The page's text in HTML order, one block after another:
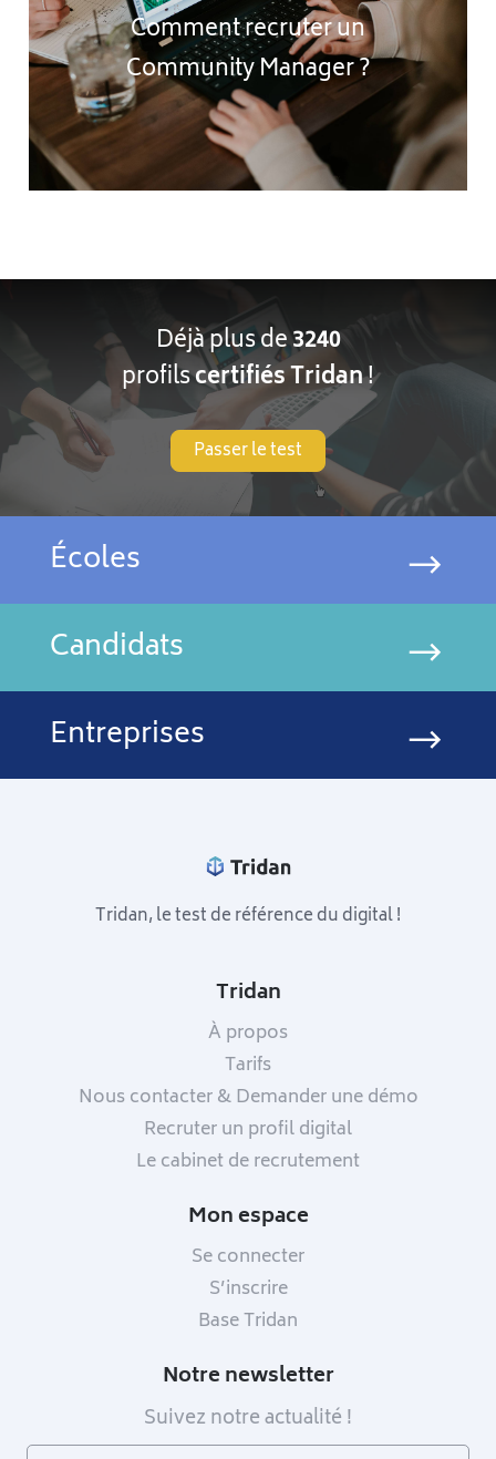
Comment recruter un
Community Manager ?
Déjà plus de3240
profilscertifiés Tridan!
Passer le test
Écoles
Candidats
Entreprises
Tridan, le test de référence du digital !
Tridan
À propos
Tarifs
Nous contacter & Demander une démo
Recruter un profil digital
Le cabinet de recrutement
Mon espace
Se connecter
S’inscrire
Base Tridan
Notre newsletter
Suivez notre actualité !